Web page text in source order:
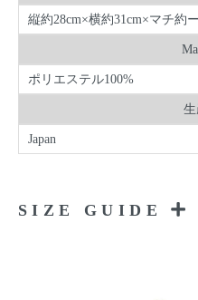
縦約28cm×横約31cm×マチ約
ポリエステル100%
生
Japan
SIZE GUIDE